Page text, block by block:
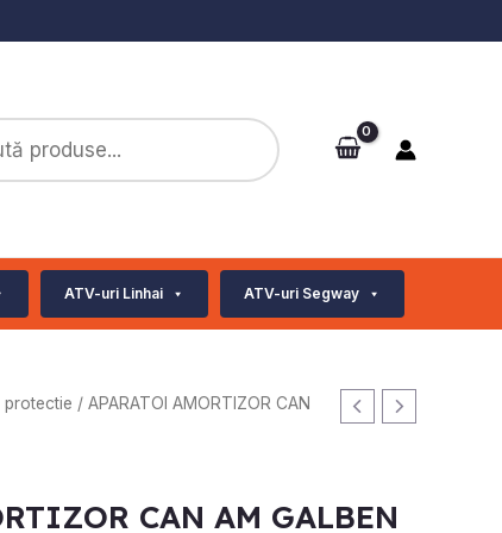
ATV-uri Linhai ATV-uri Segway
protectie / APARATOI AMORTIZOR CAN
CAN AM GALBEN